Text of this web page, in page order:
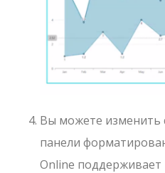
Вы можете изменить
панели
Online